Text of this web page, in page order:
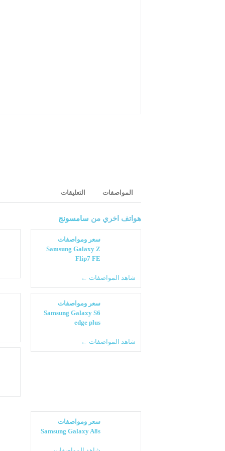
المواصفات التعليقات
هواتف اخري من سامسونج
سعر ومواصفات
Samsung Galaxy Z
Flip7 FE
شاهد المواصفات ←
سعر ومواصفات
Samsung Galaxy S6
edge plus
شاهد المواصفات ←
سعر ومواصفات
Samsung Galaxy A8s